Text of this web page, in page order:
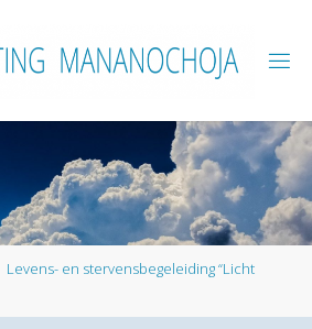
Levens- en stervensbegeleiding “Licht